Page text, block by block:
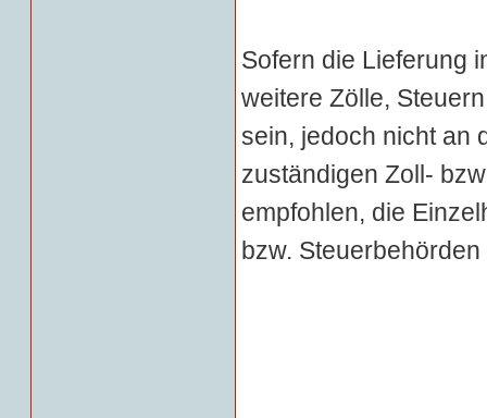
Sofern die Lieferung
weitere Zölle,
sein, jedoch nicht an
zuständigen Zoll-
empfohlen, die
bzw.